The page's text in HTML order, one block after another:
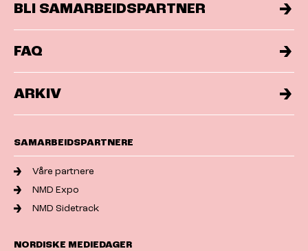
BLI SAMARBEIDSPARTNER
FAQ
ARKIV
SAMARBEIDSPARTNERE
Våre partnere
NMD Expo
NMD Sidetrack
NORDISKE MEDIEDAGER